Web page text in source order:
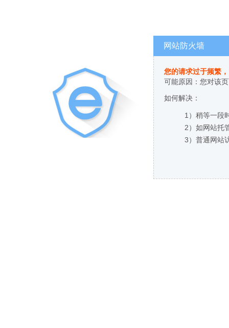
网站防火墙
您的请求过于频繁
可能原因：您对该
如何解决：
1）稍等一段
2）如网站托
3）普通网站